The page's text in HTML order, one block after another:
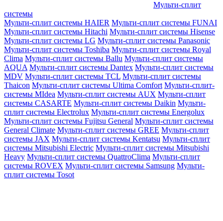
Мульти-сплит
системы
Мульти-сплит системы HAIER Мульти-сплит системы FUNAI
Мульти-сплит системы Hitachi Мульти-сплит системы Hisense
Мульти-сплит системы LG Мульти-сплит системы Panasonic
Мульти-сплит системы Toshiba Мульти-сплит системы Royal
Clima Мульти-сплит системы Ballu Мульти-сплит системы
AQUA Мульти-сплит системы Dantex Мульти-сплит системы
MDV Мульти-сплит системы TCL Мульти-сплит системы
Thaicon Мульти-сплит системы Ultima Comfort Мульти-сплит-
системы MIdea Мульти-сплит системы AUX Мульти-сплит
системы CASARTE Мульти-сплит системы Daikin Мульти-
сплит системы Electrolux Мульти-сплит системы Energolux
Мульти-сплит системы Fujitsu General Мульти-сплит системы
General Climate Мульти-сплит системы GREE Мульти-сплит
системы JAX Мульти-сплит системы Kentatsu Мульти-сплит
системы Mitsubishi Electric Мульти-сплит системы Mitsubishi
Heavy Мульти-сплит системы QuattroClima Мульти-сплит
системы ROVEX Мульти-сплит системы Samsung Мульти-
сплит системы Tosot